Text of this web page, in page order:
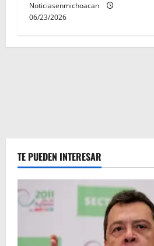
Noticiasenmichoacan
06/23/2026
TE PUEDEN INTERESAR